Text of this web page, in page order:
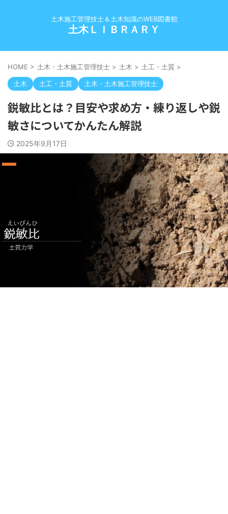
土木施工管理技士＆土木知識のWEB図書館
土木ＬＩＢＲＡＲＹ
HOME > 土木・土木施工管理技士 > 土木 > 土工・土質 >
土木 土工・土質 土木・土木施工管理技士
鋭敏比とは？目安や求め方・練り返しや鋭
敏さについてかんたん解説
2025年9月17日